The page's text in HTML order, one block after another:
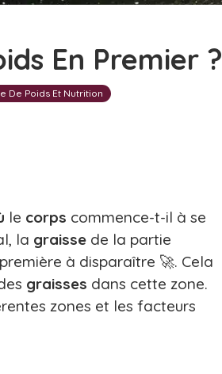
En Premier ?
De Poids Et Nutrition
le corps commence-t-il à se
la graisse de la partie
à disparaître 🚀. Cela
graisses dans cette zone.
zones et les facteurs